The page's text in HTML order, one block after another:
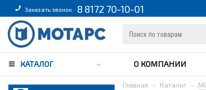
Заказать звонок 8 8172 70-10-01
КАТАЛОГ О КОМПАНИИ
Главная - Каталог -